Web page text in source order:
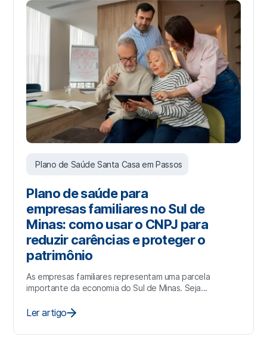
Plano de Saúde Santa Casa em Passos
Plano de saúde para
empresas familiares no Sul de
Minas: como usar o CNPJ para
reduzir carências e proteger o
patrimônio
As empresas familiares representam uma parcela
importante da economia do Sul de Minas. Seja...
Ler artigo